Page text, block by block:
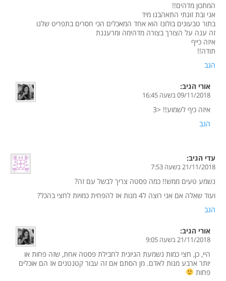
המתכון מדהים!!
אני ובת זוגתי התאהבנו מיד
בתור טבעונים בולונז הוא אחד המאכלים הכי חסרים בתפריט שלנו
זה ענה על הצורך בצורה מדהימה ומרעננת
איזה כייף
תודה!!
הגב
אורי הגיב:
09/11/2018 בשעה 16:45
איזה כיף לשמוע!! <3
הגב
עדי הגיב:
21/11/2018 בשעה 7:53
נשמע טעים ממש!! כמה פסטה צריך לבשל עם זה?
ועוד שאלה אם אני רוצה ל4 מנות אז להפחית כמויות לחצי בהכל?
הגב
אורי הגיב:
21/11/2018 בשעה 9:05
היי, כן, חצי כמות נשמעת הגיונית לחבילת פסטה אחת, שזה פחות או
יותר ארבע מנות לאדם. מן הסתם אם זה עבור קטנטנים אז הם אוכלים
פחות